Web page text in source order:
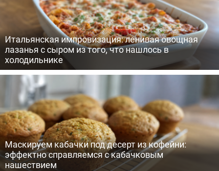
Итальянская импровизация: ленивая овощная
лазанья с сыром из того, что нашлось в
холодильнике
Маскируем кабачки под десерт из кофейни:
эффектно справляемся с кабачковым
нашествием